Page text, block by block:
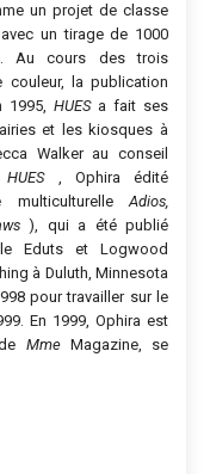
un projet de classe
un tirage de 1000
Au cours des trois
la publication
1995,HUESa fait ses
et les kiosques à
Walker au conseil
HUES, Ophira édité
multiculturelleAdios,
), qui a été publié
Eduts et Logwood
à Duluth, Minnesota
pour travailler sur le
En 1999, Ophira est
MmeMagazine, se